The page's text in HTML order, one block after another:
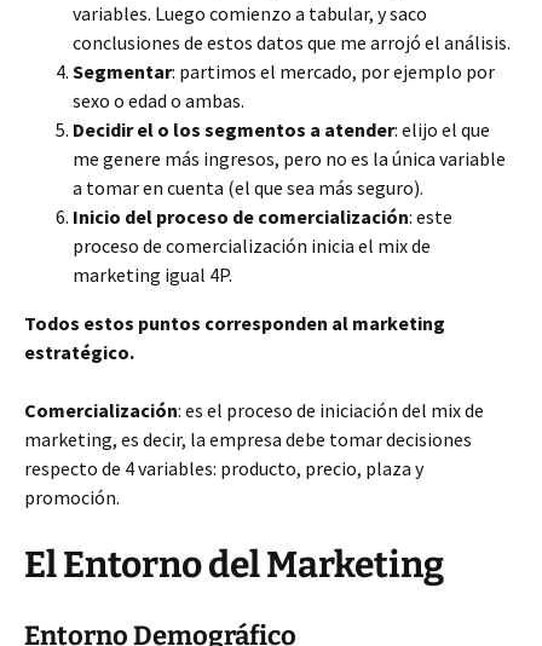
variables. Luego comienzo a tabular, y saco
conclusiones de estos datos que me arrojó el análisis.
Segmentar: partimos el mercado, por ejemplo por
sexo o edad o ambas.
Decidir el o los segmentos a atender: elijo el que
me genere más ingresos, pero no es la única variable
a tomar en cuenta (el que sea más seguro).
Inicio del proceso de comercialización: este
proceso de comercialización inicia el mix de
marketing igual 4P.
Todos estos puntos corresponden al marketing
estratégico.
Comercialización: es el proceso de iniciación del mix de
marketing, es decir, la empresa debe tomar decisiones
respecto de 4 variables: producto, precio, plaza y
promoción.
El Entorno del Marketing
Entorno Demográfico